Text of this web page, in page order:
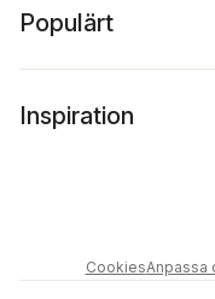
Populärt
Inspiration
CookiesAnpassa